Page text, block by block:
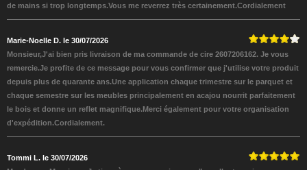
de mains si trop longtemps.Vous me reverrez très certainement.Cordialement
Marie-Noelle D. le 30/07/2026
Monsieur,J'ai bien pris livraison de ma commande de cire 2607206162. Je vous
remercie.Je profite de ce message pour vous confirmer que j'utilise votre produit
depuis plus de quarante ans.Une application chaque trimestre sur le parquet et
chaque semestre sur les meubles principalement en acajou nourrit parfaitement
le bois et donne un reflet magnifique.Merci également pour votre organisation
d'expédition.Cordialement.
Tommi L. le 30/07/2026